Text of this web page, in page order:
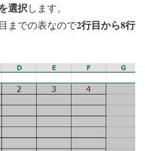
選択します。
までの表なので2行目から8行